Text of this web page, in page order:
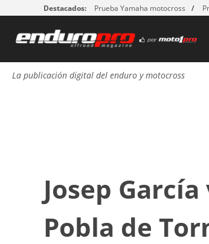
Destacados: Prueba Yamaha motocross
La publicación digital del enduro y motocross
Josep
Pobla de